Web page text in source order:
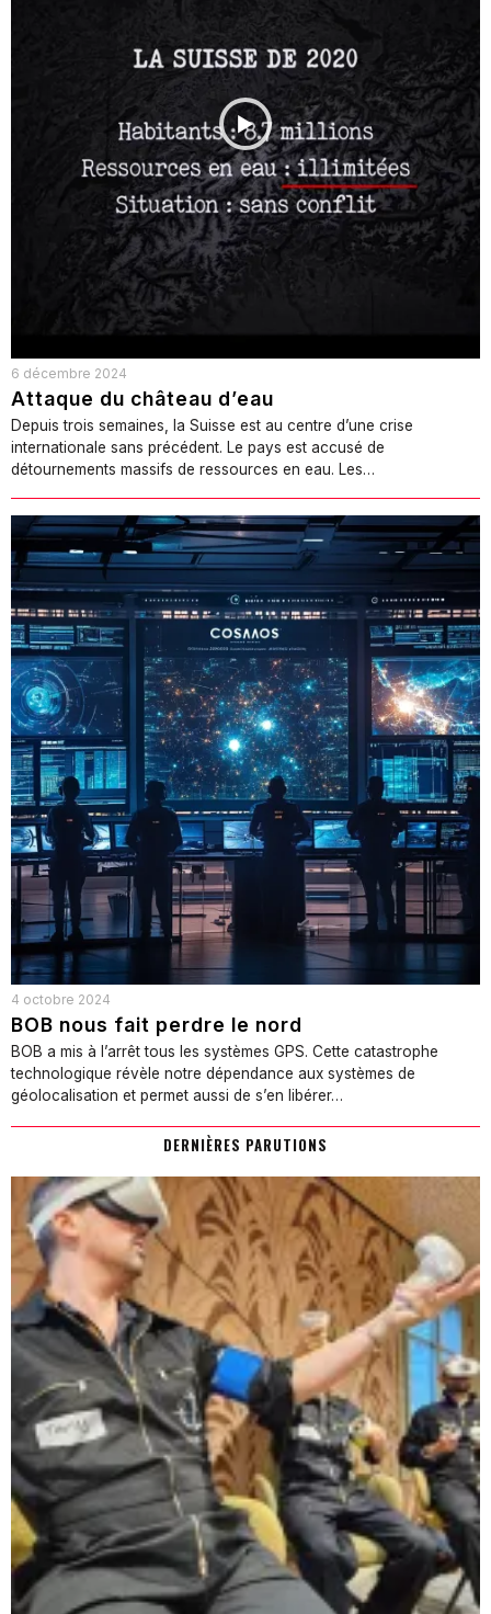
6 décembre 2024
Attaque du château d’eau
Depuis trois semaines, la Suisse est au centre d’une crise
internationale sans précédent. Le pays est accusé de
détournements massifs de ressources en eau. Les…
4 octobre 2024
BOB nous fait perdre le nord
BOB a mis à l’arrêt tous les systèmes GPS. Cette catastrophe
technologique révèle notre dépendance aux systèmes de
géolocalisation et permet aussi de s’en libérer…
DERNIÈRES PARUTIONS